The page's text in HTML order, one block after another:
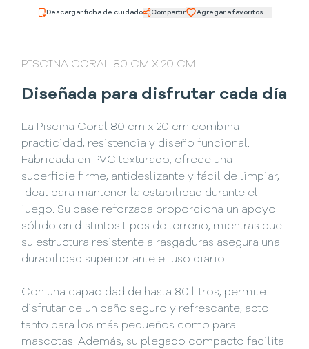
Descargar ficha de cuidado Compartir Agregar a favoritos
PISCINA CORAL 80 CM X 20 CM
Diseñada para disfrutar cada día
La Piscina Coral 80 cm x 20 cm combina
practicidad, resistencia y diseño funcional.
Fabricada en PVC texturado, ofrece una
superficie firme, antideslizante y fácil de limpiar,
ideal para mantener la estabilidad durante el
juego. Su base reforzada proporciona un apoyo
sólido en distintos tipos de terreno, mientras que
su estructura resistente a rasgaduras asegura una
durabilidad superior ante el uso diario.
Con una capacidad de hasta 80 litros, permite
disfrutar de un baño seguro y refrescante, apto
tanto para los más pequeños como para
mascotas. Además, su plegado compacto facilita